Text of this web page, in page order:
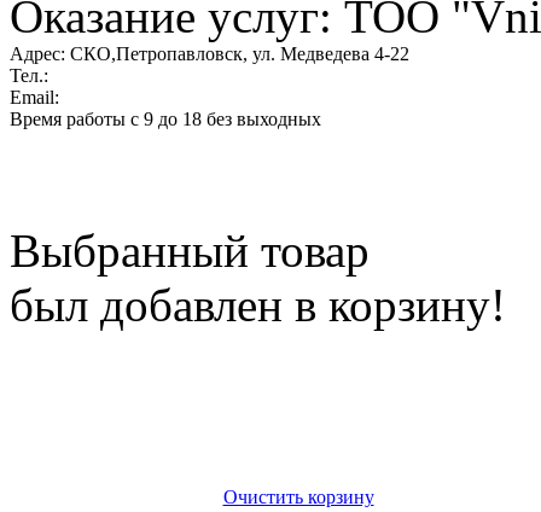
Оказание услуг: ТОО
Адрес: СКО,Петропавловск, ул. Медведева 4-22
Тел.:
Email:
Время работы с 9 до 18 без выходных
Выбранный товар
был добавлен в корзину!
Очистить корзину